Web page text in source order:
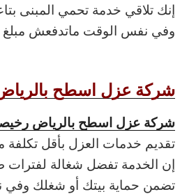
إنك تلاقي خدمة تحمي المبنى
وفي نفس الوقت ماتدفعش مبلغ
شركة عزل اسطح
شركة عزل اسطح بالرياض
تقديم خدمات العزل بأقل
إن الخدمة تفضل شغالة لفترات
تضمن حماية بيتك أو شغلك